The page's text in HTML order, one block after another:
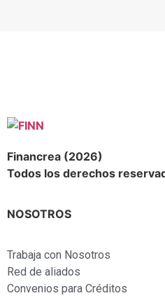
Financrea (2026)
Todos los derechos
NOSOTROS
Trabaja con Nosotros
Red de aliados
Convenios para Créditos